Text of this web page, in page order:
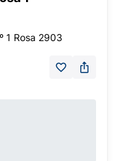
1 Rosa 2903